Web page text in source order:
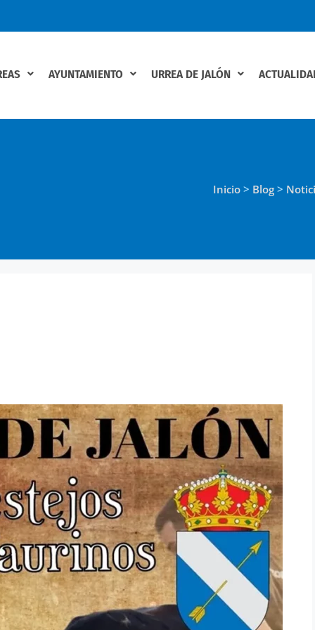
AYUNTAMIENTO URREA DE JALÓN
Inicio > Blog >